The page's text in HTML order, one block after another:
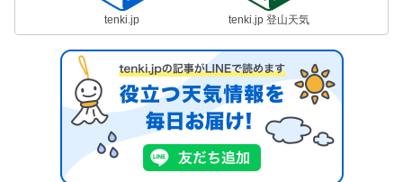
tenki.jp tenki.jp 登山天気